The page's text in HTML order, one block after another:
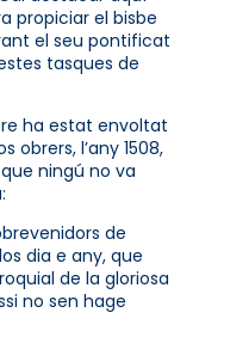
propiciar el bisbe
el seu pontificat
tasques de
ha estat envoltat
obrers, l’any 1508,
ningú no va
de
dia e any, que
de la gloriosa
no sen hage